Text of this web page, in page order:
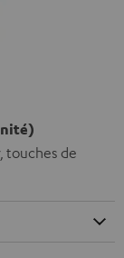
touches de